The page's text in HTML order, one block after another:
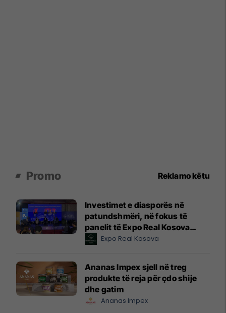
Promo Reklamo këtu
Investimet e diasporës në
patundshmëri, në fokus të
panelit të Expo Real Kosova
2026Expo Real Kosova
Ananas Impex sjell në treg
produkte të reja për çdo shije
dhe gatim
Ananas Impex